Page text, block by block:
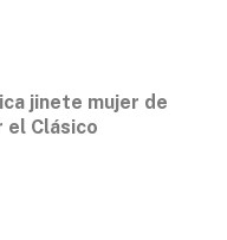
jinete mujer de
el Clásico